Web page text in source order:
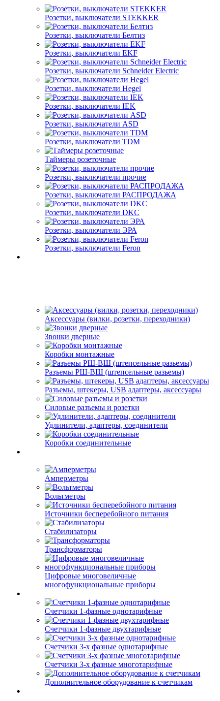
Розетки, выключатели STEKKER
Розетки, выключатели Белтиз
Розетки, выключатели EKF
Розетки, выключатели Schneider Electric
Розетки, выключатели Hegel
Розетки, выключатели IEK
Розетки, выключатели ASD
Розетки, выключатели TDM
Таймеры розеточные
Розетки, выключатели прочие
Розетки, выключатели РАСПРОДАЖА
Розетки, выключатели DKC
Розетки, выключатели ЭРА
Розетки, выключатели Feron
Аксессуары (вилки, розетки, переходники)
Звонки дверные
Коробки монтажные
Разъемы РШ-ВШ (штепсельные разьемы)
Разъемы, штекеры, USB адаптеры, аксессуары
Силовые разъемы и розетки
Удлинители, адаптеры, соединители
Коробки соединительные
Амперметры
Вольтметры
Источники бесперебойного питания
Стабилизаторы
Трансформаторы
Цифровые многовеличные
многофункциональные приборы
Счетчики 1-фазные однотарифные
Счетчики 1-фазные двухтарифные
Счетчики 3-х фазные однотарифные
Счетчики 3-х фазные многотарифные
Дополнительное оборудование к счетчикам